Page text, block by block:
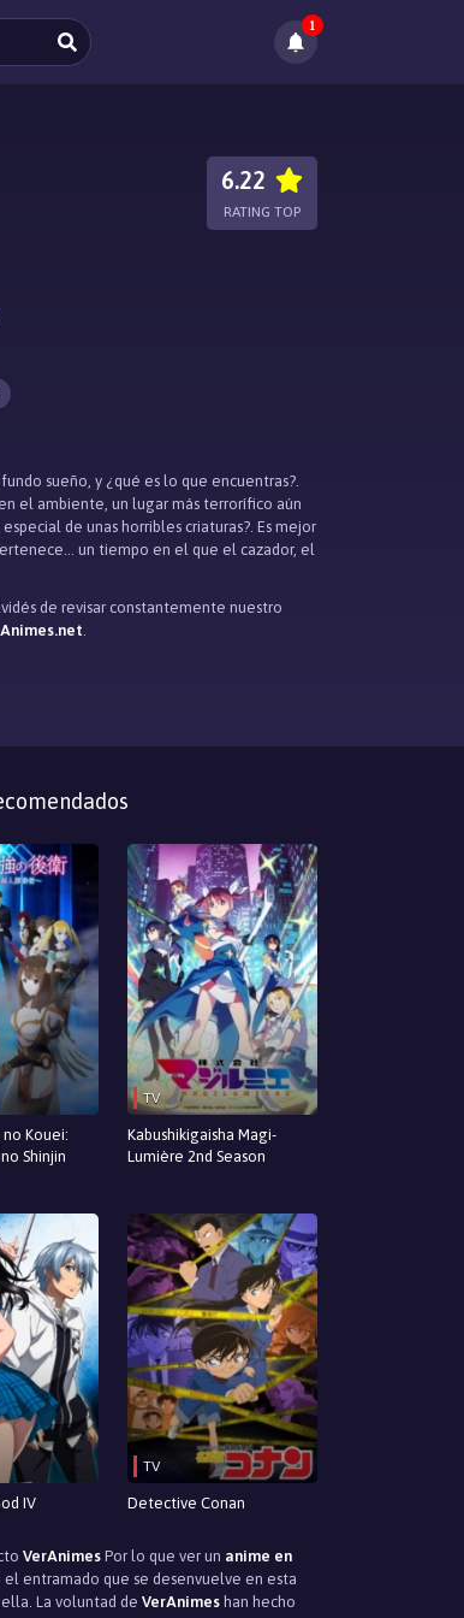
1
6.22
RATING TOP
sueño, y ¿qué es lo que encuentras?.
el ambiente, un lugar más terrorífico aún
de unas horribles criaturas?. Es mejor
un tiempo en el que el cazador, el
de revisar constantemente nuestro
.
no Kouei:
Shinjin
TV
Kabushikigaisha Magi-
Lumière 2nd Season
IV
TV
Detective Conan
VerAnimes Por lo que ver un anime en
entramado que se desenvuelve en esta
La voluntad de VerAnimes han hecho